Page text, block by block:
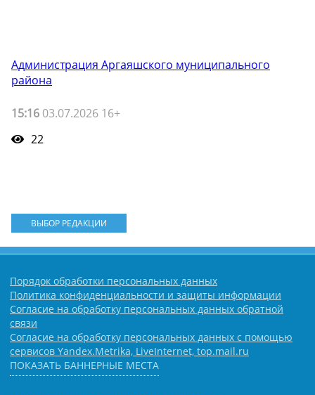
Администрация Аргаяшского муниципального
района
15:16 03.07.2026 16+
22
ВЫБОР РЕДАКЦИИ
Порядок обработки персональных данных
Политика конфиденциальности и защиты информации
Согласие на обработку персональных данных обратной
связи
Согласие на обработку персональных данных с помощью
сервисов Yandex.Metrika, LiveInternet, top.mail.ru
ПОКАЗАТЬ БАННЕРНЫЕ МЕСТА